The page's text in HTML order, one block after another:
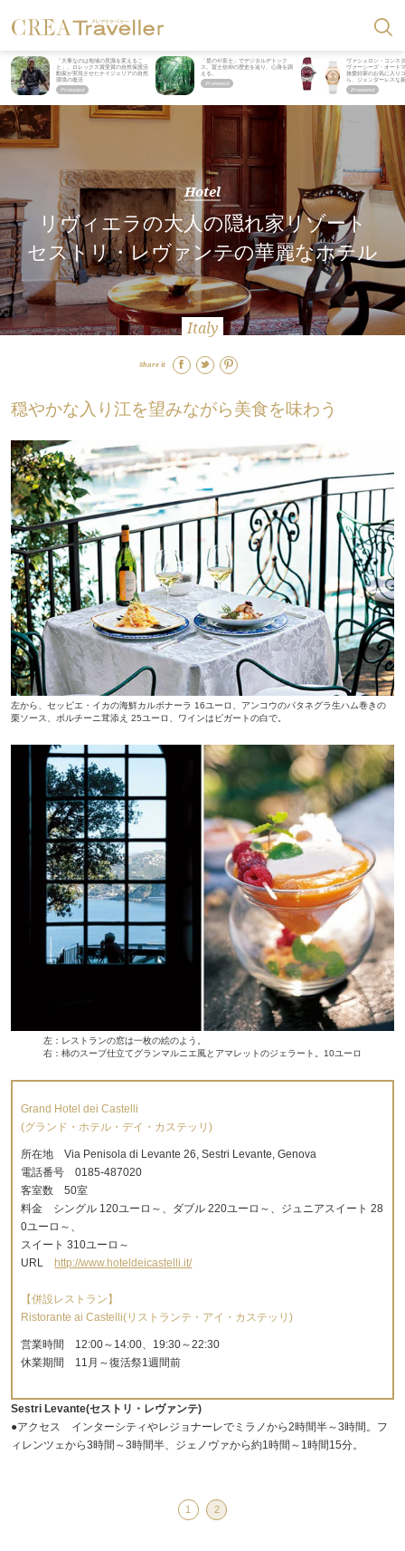
「大事なのは地域の意識を変えるこ
と」。ロレックス賞受賞の自然保護活
動家が実現させたナイジェリアの自然
環境の復活
「星のや富士」でデジタルデトック
ス。冨士信仰の歴史を辿り、心身を調
える。
ヴァシュロン・コンス
ヴァーシーズ・オート
旅愛好家のお気に入り
ら、ジェンダーレスな
Hotel
リヴィエラの大人の隠れ家リゾート
セストリ・レヴァンテの華麗なホテル
Italy
Share it
穏やかな入り江を望みながら美食を味わう
左から、セッピエ・イカの海鮮カルボナーラ 16ユーロ、アンコウのパタネグラ生ハム巻きの
栗ソース、ポルチーニ茸添え 25ユーロ、ワインはピガートの白で。
左：レストランの窓は一枚の絵のよう。
右：柿のスープ仕立てグランマルニエ風とアマレットのジェラート。10ユーロ
Grand Hotel dei Castelli
(グランド・ホテル・デイ・カステッリ)
所在地 Via Penisola di Levante 26, Sestri Levante, Genova
電話番号 0185-487020
客室数 50室
料金 シングル 120ユーロ～、ダブル 220ユーロ～、ジュニアスイート 28
0ユーロ～、
スイート 310ユーロ～
URLhttp://www.hoteldeicastelli.it/
【併設レストラン】
Ristorante ai Castelli(リストランテ・アイ・カステッリ)
営業時間 12:00～14:00、19:30～22:30
休業期間 11月～復活祭1週間前
Sestri Levante(セストリ・レヴァンテ)
●アクセス インターシティやレジョナーレでミラノから2時間半～3時間。フ
ィレンツェから3時間～3時間半、ジェノヴァから約1時間～1時間15分。
1 2